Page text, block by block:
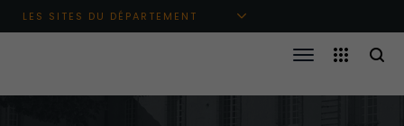
Aller au menu principal
Aller au contenu
Aller à la recherche
LES SITES DU DÉPARTEMENT